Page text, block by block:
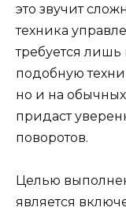
это звучит
техника
требуется
подобную
но и на
придаст
поворотов.
Целью
является